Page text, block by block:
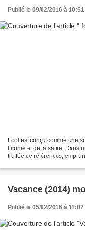
Publié le 09/02/2016 à 10:51
Fool est conçu comme une
l’ironie et de la satire. Dans
truffée de références,
Vacance (2014)
Publié le 05/02/2016 à 11:07